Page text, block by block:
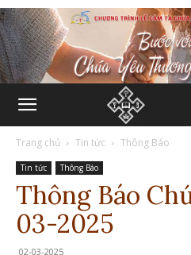
Trang chủ Tin tức Thông Báo
Tin tức Thông Báo
Thông Báo
03-2025
02-03-2025